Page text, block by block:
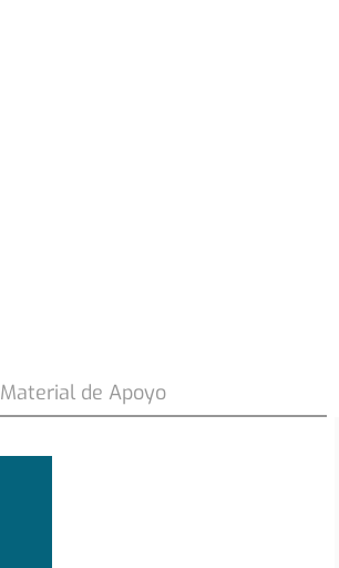
Material de Apoyo